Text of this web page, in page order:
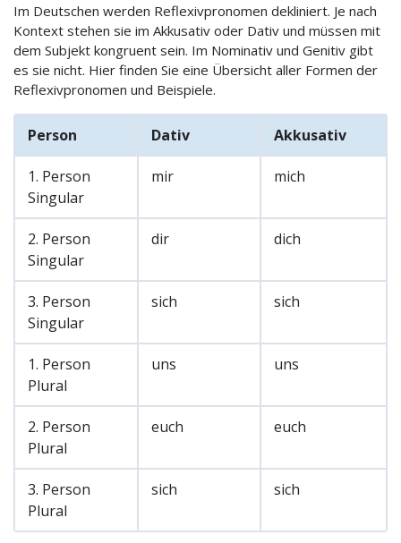
Im Deutschen werden Reflexivpronomen dekliniert. Je nach
Kontext stehen sie im Akkusativ oder Dativ und müssen mit
dem Subjekt kongruent sein. Im Nominativ und Genitiv gibt
es sie nicht. Hier finden Sie eine Übersicht aller Formen der
Reflexivpronomen und Beispiele.
Person Dativ Akkusativ
1. Person
Singular
mir mich
2. Person
Singular
dir dich
3. Person
Singular
sich sich
1. Person
Plural
uns uns
2. Person
Plural
euch euch
3. Person
Plural
sich sich